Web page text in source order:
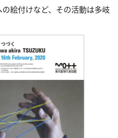
絵付けなど、その活動は多岐